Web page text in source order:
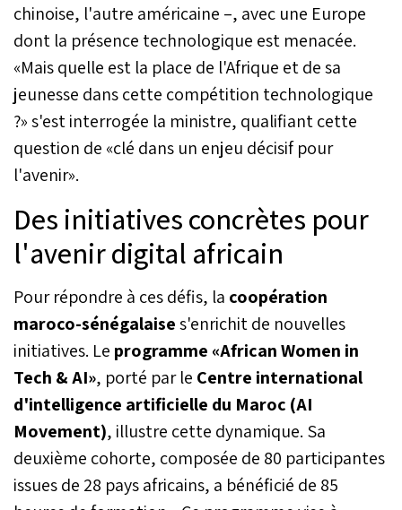
chinoise, l'autre américaine –, avec une Europe
dont la présence technologique est menacée.
«Mais quelle est la place de l'Afrique et de sa
jeunesse dans cette compétition technologique
?» s'est interrogée la ministre, qualifiant cette
question de «clé dans un enjeu décisif pour
l'avenir».
Des initiatives concrètes pour
l'avenir digital africain
Pour répondre à ces défis, la coopération
maroco-sénégalaises'enrichit de nouvelles
initiatives. Le programme «African Women in
Tech & AI», porté par le Centre international
d'intelligence artificielle du Maroc (AI
Movement), illustre cette dynamique. Sa
deuxième cohorte, composée de 80 participantes
issues de 28 pays africains, a bénéficié de 85